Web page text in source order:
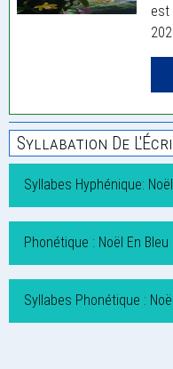
est
Syllabation De
Syllabes Hyphénique:
Phonétique : Noël En Bleu
Syllabes Phonétique :